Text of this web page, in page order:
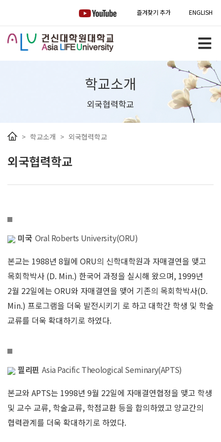
즐겨찾기 추가 ENGLISH
학교소개
외국협력학교
> 학교소개 > 외국협력학교
외국협력학교
미국 Oral Roberts University(ORU)
본교는 1988년 8월에 ORU의 신학대학원과 자매결연을 맺고
목회학박사 (D. Min.) 한국어 과정을 실시해 왔으며, 1999년
2월 22일에는 ORU와 자매결연을 맺어 기존의 목회학박사(D.
Min.) 프로그램을 더욱 발전시키기 로 하고 대학간 학생 및 학술
교류를 더욱 확대하기로 하였다.
필리핀 Asia Pacific Theological Seminary(APTS)
본교와 APTS는 1998년 9월 22일에 자매결연협정을 맺고 학생
및 교수 교류, 학술교류, 학점교환 등을 합의하였고 양교간의
협력관계를 더욱 확대하기로 하였다.